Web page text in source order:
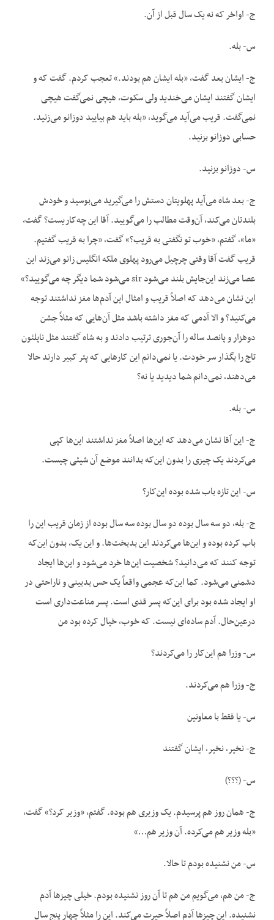
ج- اواخر که نه یک سال قبل از آن.
س- بله.
ج- ایشان بعد گفت، «بله ایشان هم بودند.» تعجب کردم. گفت که و
ایشان گفتند ایشان می‌خندید ولی سکوت، هیچی نمی‌گفت هیچی
نمی‌گفت. قریب می‌آید می‌گوید، «بله باید هم بیایید دوزانو می‌زنید.
حسابی دوزانو بزنید.
س- دوزانو بزنید.
ج- بعد شاه می‌آید پهلویتان دستش را می‌گیرید می‌بوسید و خودش
بلندتان می‌کند، آن‌وقت مطالب را می‌گویید. آقا این چه‌کاریست؟ گفت،
«ما»، گفتم، «خوب تو نگفتی به قریب؟» گفت، «چرا به قریب گفتیم.
قریب گفت آقا وقتی چرچیل می‌رود پهلوی ملکه انگلیس زانو می‌زند این
عصا می‌زند این‌جایش بلند می‌شود sir می‌شود شما دیگر چه می‌گویید؟»
این نشان می‌دهد که اصلاً قریب و امثال این آدم‌ها مغز نداشتند توجه
می‌کنید؟ و الا آدمی که مغز داشته باشد مثل آن‌هایی که مثلاً جشن
دوهزار و پانصد ساله را آن‌جوری ترتیب دادند و به شاه گفتند مثل ناپلئون
تاج را بگذار سر خودت. یا نمی‌دانم این کارهایی که پتر کبیر دارند حالا
می‌دهند، نمی‌دانم شما دیدید یا نه؟
س- بله.
ج- این آقا نشان می‌دهد که این‌ها اصلاً مغز نداشتند این‌ها کپی
می‌کردند یک چیزی را بدون این‌که بدانند موضع آن شیئی چیست.
س- این تازه باب شده بوده این‌کار؟
ج- بله، دو سه سال بوده دو سال بوده سه سال بوده از زمان قریب این را
باب کرده بوده و این‌ها می‌کردند این بدبخت‌ها. و این یک، بدون این‌که
توجه کنند که می‌دانید؟ شخصیت این‌ها خرد می‌شود و این‌ها ایجاد
دشمنی می‌شود. کما این‌که عجمی واقعاً یک حس بدبینی و ناراحتی در
او ایجاد شده بود برای این‌که پسر قدی است. پسر مناعت‌داری‌ است
درعین‌حال. آدم ساده‌ای نیست. که خوب، خیال کرده بود من
س- وزرا هم این‌کار را می‌کردند؟
ج- وزرا هم می‌کردند.
س- یا فقط با معاونین
ج- نخیر، نخیر، ایشان گفتند
س- (؟؟؟)
ج- همان روز هم پرسیدم. یک وزیری هم بوده. گفتم، «وزیر کرد؟» گفت،
«بله وزیر هم می‌کرده. آن وزیر هم…»
س- من نشنیده بودم تا حالا.
ج- من هم، می‌گویم من هم تا آن روز نشنیده بودم. خیلی چیزها آدم
نشنیده. این چیزها آدم اصلاً حیرت می‌کند. این را مثلاً چهار پنج سال